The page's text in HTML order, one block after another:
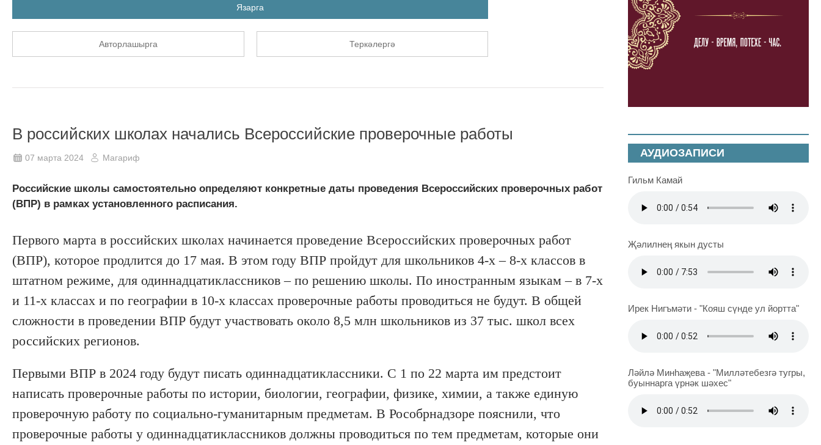
Язарга
Авторлашырга Теркәлергә
В российских школах начались Всероссийские проверочные работы
07 марта 2024 Магариф
Российские школы самостоятельно определяют конкретные даты проведения Всероссийских проверочных работ
(ВПР) в рамках установленного расписания.
Первого марта в российских школах начинается проведение Всероссийских проверочных работ
(ВПР), которое продлится до 17 мая. В этом году ВПР пройдут для школьников 4-х – 8-х классов в
штатном режиме, для одиннадцатиклассников – по решению школы. По иностранным языкам – в 7-х
и 11-х классах и по географии в 10-х классах проверочные работы проводиться не будут. В общей
сложности в проведении ВПР будут участвовать около 8,5 млн школьников из 37 тыс. школ всех
российских регионов.
Первыми ВПР в 2024 году будут писать одиннадцатиклассники. С 1 по 22 марта им предстоит
написать проверочные работы по истории, биологии, географии, физике, химии, а также единую
проверочную работу по социально-гуманитарным предметам. В Рособрнадзоре пояснили, что
проверочные работы у одиннадцатиклассников должны проводиться по тем предметам, которые они
АУДИОЗАПИСИ
Гильм Камай
Җәлилнең якын дусты
Ирек Нигъмәти - "Кояш сүнде ул йортта"
Ләйлә Минһаҗева - "Милләтебезгә тугры,
буыннарга үрнәк шәхес"